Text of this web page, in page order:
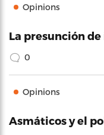
Opinions
La presunción
0
Opinions
Asmáticos y el